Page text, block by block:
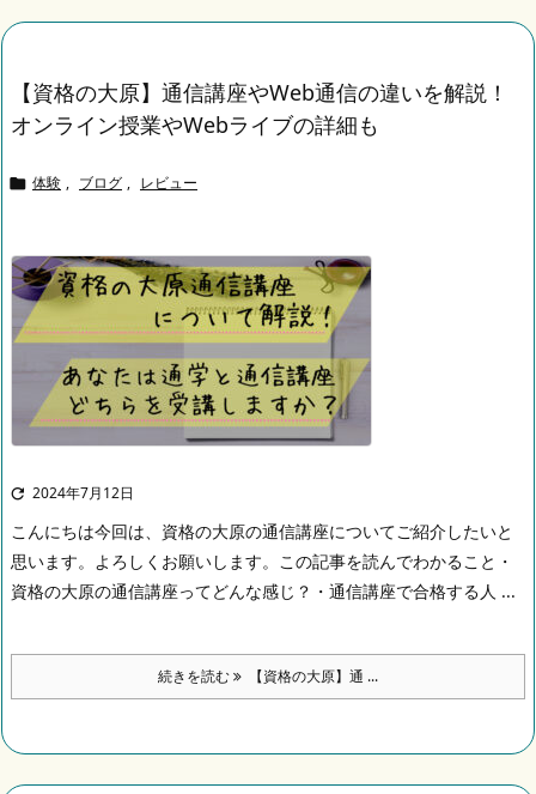
【資格の大原】通信講座やWeb通信の違いを解説！
オンライン授業やWebライブの詳細も
 体験 , ブログ , レビュー
 2024年7月12日
こんにちは今回は、資格の大原の通信講座についてご紹介したいと
思います。 よろしくお願いします。 この記事を読んでわかること ・
資格の大原の通信講座ってどんな感じ？ ・通信講座で合格する人 ...
続きを読む 【資格の大原】通 ...